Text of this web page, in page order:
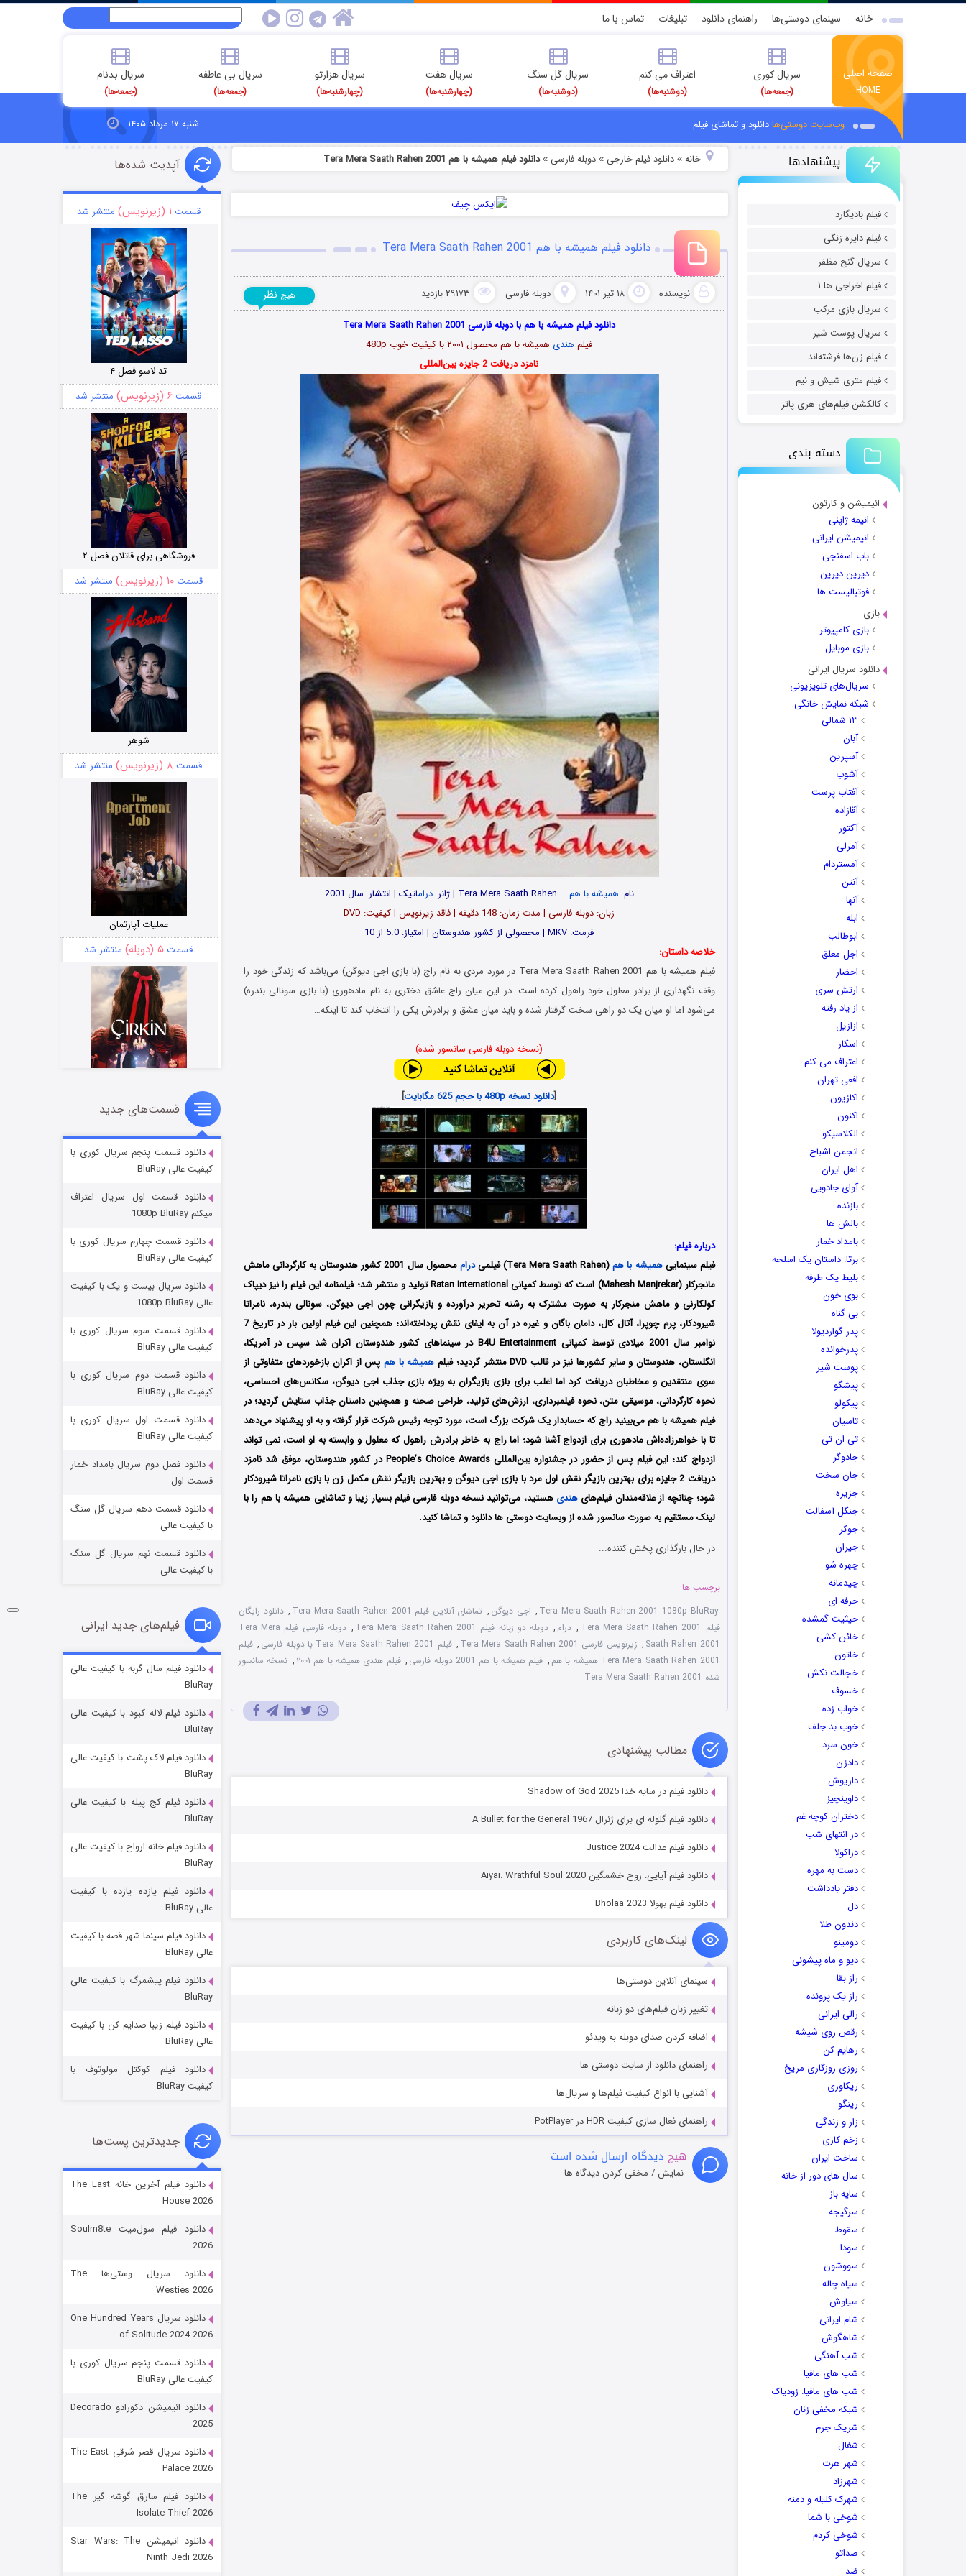
خانه سینمای دوستی‌ها راهنمای دانلود تبلیغات تماس با ما
صفحه اصلی
HOME
سریال کوری
(جمعه‌ها)
اعتراف می کنم
(دوشنبه‌ها)
سریال گل سنگ
(دوشنبه‌ها)
سریال هفت
(چهارشنبه‌ها)
سریال هزارتو
(چهارشنبه‌ها)
سریال بی عاطفه
(جمعه‌ها)
سریال بدنام
(جمعه‌ها)
وب‌سایت دوستی‌هادانلود و تماشای فیلم شنبه ۱۷ مرداد ۱۴۰۵
پیشنهادها
فیلم بادیگارد
فیلم دایره زنگی
سریال گنج مظفر
فیلم اخراجی ها ۱
سریال بازی مرکب
سریال پوست شیر
فیلم زن‌ها فرشته‌اند
فیلم متری شیش و نیم
کالکشن فیلم‌های هری پاتر
دسته بندی
انیمیشن و کارتون
انیمه ژاپنی
انیمیشن ایرانی
باب اسفنجی
دیرین دیرین
فوتبالیست ها
بازی
بازی کامپیوتر
بازی موبایل
دانلود سریال ایرانی
سریال‌های تلویزیونی
شبکه نمایش خانگی
۱۳ شمالی
آبان
آسپرین
آشوب
آفتاب پرست
آقازاده
آکتور
آمرلی
آمستردام
آنتن
آنها
ابله
ابوطالب
اجل معلق
احضار
ارتش سری
از یاد رفته
ازازیل
اسکار
اعتراف می کنم
افعی تهران
اکازیون
اکنون
الکلاسیکو
انجمن اشباح
اهل ایران
آوای جادویی
بازنده
بالش ها
بامداد خمار
برتا: داستان یک اسلحه
بلیط یک‌‌ طرفه
بوی خون
بی گناه
پدر گواردیولا
پدرخوانده
پوست شیر
پیشگو
پیکولو
تاسیان
تی ان تی
جادوگر
جان سخت
جزیره
جنگل آسفالت
جوکر
جیران
چهره شو
چیدمانه
حرفه ای
حیثیت گمشده
خائن کشی
خاتون
خجالت نکش
خسوف
خواب زده
خوب بد جلف
خون سرد
دادزن
داریوش
داوینچیز
دختران کوچه غم
در انتهای شب
دراکولا
دست به مهره
دفتر یادداشت
دل
دندون طلا
دومینو
دیو و ماه پیشونی
راز بقا
راز یک پرونده
رالی ایرانی
رقص روی شیشه
رهایم کن
روزی روزگاری مریخ
ریکاوری
رینگو
زار و زندگی
زخم کاری
ساخت ایران
سال های دور از خانه
سایه باز
سرگیجه
سقوط
سودا
سووشون
سیاه چاله
سیاوش
شام ایرانی
شاهگوش
شب آهنگی
شب های مافیا
شب های مافیا: زودیاک
شبکه مخفی زنان
شریک جرم
شغال
شهر هرت
شهرزاد
شهرک کلیله و دمنه
شوخی با شما
شوخی کردم
صداتو
ضد
خانه» دانلود فیلم خارجی » دوبله فارسی »دانلود فیلم همیشه با هم Tera Mera Saath Rahen 2001
دانلود فیلم همیشه با هم Tera Mera Saath Rahen 2001
نویسنده ۱۸ تیر ۱۴۰۱ دوبله فارسی ۲۹۱۷۳ بازدید هیچ نظر
دانلود فیلم همیشه با هم با دوبله فارسی Tera Mera Saath Rahen 2001
فیلم هندی همیشه با هم محصول ۲۰۰۱ با کیفیت خوب 480p
نامزد دریافت 2 جایزه بین‌المللی
نام: همیشه با هم – Tera Mera Saath Rahen | ژانر: دراماتیک | انتشار: سال 2001
زبان: دوبله فارسی | مدت زمان: 148 دقیقه | فاقد زیرنویس | کیفیت: DVD
فرمت: MKV | محصولی از کشور هندوستان | امتیاز: 5.0 از 10
خلاصه داستان:
فیلم همیشه با هم Tera Mera Saath Rahen 2001 در مورد مردی به نام راج (با بازی اجی دیوگن) می‌باشد که زندگی خود را
وقف نگهداری از برادر معلول خود راهول کرده است. در این میان راج عاشق دختری به نام مادهوری (با بازی سونالی بندره)
می‌شود اما او میان یک دو راهی سخت گرفتار شده و باید میان عشق و برادرش یکی را انتخاب کند تا اینکه…
(نسخه دوبله فارسی سانسور شده)
[دانلود نسخه 480p با حجم 625 مگابایت ]
درباره فیلم:
فیلم سینماییهمیشه با هم(Tera Mera Saath Rahen) فیلمی درام
محصول سال 2001 کشور هندوستان به کارگردانی ماهش
مانجرکار (Mahesh Manjrekar) است که توسط کمپانی Ratan International تولید و منتشر شد؛ فیلمنامه این فیلم را نیز دیپاک
کولکارنی و ماهش منجرکار به صورت مشترک به رشته تحریر درآورده و بازیگرانی چون اجی دیوگن، سونالی بندره، نامراتا
شیرودکار، پرم چوپرا، آتال کال، دامان باگان و غیره در آن به ایفای نقش پرداخته‌اند؛ همچنین این فیلم اولین بار در تاریخ 7
نوامبر سال 2001 میلادی توسط کمپانی B4U Entertainment در سینماهای کشور هندوستان اکران شد سپس در آمریکا،
انگلستان، هندوستان و سایر کشورها نیز در قالب DVD منتشر گردید؛ فیلم
همیشه با همپس از اکران بازخوردهای متفاوتی از
سوی منتقدین و مخاطبان دریافت کرد اما اغلب برای بازی بازیگران به ویژه بازی جذاب اجی دیوگن، سکانس‌های احساسی،
نحوه کارگردانی، موسیقی متن، نحوه فیلمبرداری، ارزش‌های تولید، طراحی صحنه و همچنین داستان جذاب ستایش گردید؛ در
فیلم همیشه با هم می‌بینید راج که حسابدار یک شرکت بزرگ است، مورد توجه رئیس شرکت قرار گرفته و به او پیشنهاد می‌دهد
تا با خواهرزاده‌اش مادهوری برای ازدواج آشنا شود؛ اما راج به خاطر برادرش راهول که معلول و وابسته به او است، نمی تواند
ازدواج کند؛ این فیلم پس از حضور در جشنواره بین‌المللی People’s Choice Awards در کشور هندوستان، موفق شد نامزد
دریافت 2 جایزه برای بهترین بازیگر نقش اول مرد با بازی اجی دیوگن و بهترین بازیگر نقش مکمل زن با بازی نامراتا شیرودکار
شود؛ چنانچه از علاقه‌مندان فیلم‌های هندی هستید، می‌توانید نسخه دوبله فارسی فیلم بسیار زیبا و تماشایی همیشه با هم را با
لینک مستقیم به صورت سانسور شده از وبسایت دوستی ها دانلود و تماشا کنید.
در حال بارگذاری پخش کننده...
برچسب ها
Tera Mera Saath Rahen 2001 1080p BluRay
, اجی دیوگن , تماشای آنلاین فیلم Tera Mera Saath Rahen 2001 , دانلود رایگان
فیلم Tera Mera Saath Rahen 2001
, درام , دوبله دو زبانه فیلم Tera Mera Saath Rahen 2001 ,
دوبله فارسی فیلم Tera Mera
Saath Rahen 2001
, زیرنویس فارسی Tera Mera Saath Rahen 2001 , فیلم Tera Mera Saath Rahen 2001 با دوبله فارسی , فیلم
Tera Mera Saath Rahen 2001 همیشه با هم
, فیلم همیشه با هم 2001 دوبله فارسی , فیلم هندی همیشه با هم ۲۰۰۱ , نسخه سانسور
شده Tera Mera Saath Rahen 2001
مطالب پیشنهادی
دانلود فیلم در سایه‌ خدا Shadow of God 2025
دانلود فیلم گلوله ای برای ژنرال A Bullet for the General 1967
دانلود فیلم عدالت Justice 2024
دانلود فیلم آیایی: روح خشمگین Aiyai: Wrathful Soul 2020
دانلود فیلم بهولا Bholaa 2023
لینک‌های کاربردی
سینمای آنلاین دوستی‌ها
تغییر زبان فیلم‌های دو زبانه
اضافه کردن صدای دوبله به ویدئو
راهنمای دانلود از سایت دوستی ها
آشنایی با انواع کیفیت فیلم‌ها و سریال‌ها
راهنمای فعال سازی کیفیت HDR در PotPlayer
هیچ دیدگاه ارسال شده است
نمایش / مخفی کردن دیدگاه ها
آپدیت شده‌ها
قسمت ۱ (زیرنویس) منتشر شد
تد لاسو فصل ۴
قسمت ۶ (زیرنویس) منتشر شد
فروشگاهی برای قاتلان فصل ۲
قسمت۱۰ (زیرنویس) منتشر شد
شوهر
قسمت ۸ (زیرنویس) منتشر شد
عملیات آپارتمان
قسمت ۵ (دوبله) منتشر شد
سریال زشت
قسمت۲ (زیرنویس) منتشر شد
مردگان متحرک: شهر مرده ۳
شکست استوارت در نجات جهان
قسمت ۷ (زیرنویس) منتشر شد
شوگر فصل ۲
قسمت
خاندان اژدها فصل ۳
جادوگری در مغولستان
قسمت
رویایی برای تو
قسمت
قسمت‌های جدید
دانلود قسمت پنجم سریال کوری با
کیفیت عالی BluRay
دانلود قسمت اول سریال اعتراف
میکنم 1080p BluRay
دانلود قسمت چهارم سریال کوری با
کیفیت عالی BluRay
دانلود سریال بیست و یک با کیفیت
عالی 1080p BluRay
دانلود قسمت سوم سریال کوری با
کیفیت عالی BluRay
دانلود قسمت دوم سریال کوری با
کیفیت عالی BluRay
دانلود قسمت اول سریال کوری با
کیفیت عالی BluRay
دانلود فصل دوم سریال بامداد خمار
قسمت اول
دانلود قسمت دهم سریال گل سنگ
با کیفیت عالی
دانلود قسمت نهم سریال گل سنگ
با کیفیت عالی
فیلم‌های جدید ایرانی
دانلود فیلم سال گربه با کیفیت عالی
BluRay
دانلود فیلم لاله کبود با کیفیت عالی
BluRay
دانلود فیلم لاک پشت با کیفیت عالی
BluRay
دانلود فیلم کج‌ پیله با کیفیت عالی
BluRay
دانلود فیلم خانه ارواح با کیفیت عالی
BluRay
دانلود فیلم یازده یازده با کیفیت
عالی BluRay
دانلود فیلم سینما شهر قصه با کیفیت
عالی BluRay
دانلود فیلم پیشمرگ با کیفیت عالی
BluRay
دانلود فیلم زیبا صدایم کن با کیفیت
عالی BluRay
دانلود فیلم کوکتل مولوتوف با
کیفیت BluRay
جدیدترین پست‌ها
دانلود فیلم آخرین خانه The Last
House 2026
دانلود فیلم سول‌میت Soulm8te
2026
دانلود سریال وستی‌ها The
Westies 2026
دانلود سریال One Hundred Years
of Solitude 2024-2026
دانلود قسمت پنجم سریال کوری با
کیفیت عالی BluRay
دانلود انیمیشن دکورادو Decorado
2025
دانلود سریال قصر شرقی The East
Palace 2026
دانلود فیلم سارق گوشه گیر The
Isolate Thief 2026
دانلود انیمیشن Star Wars: The
Ninth Jedi 2026